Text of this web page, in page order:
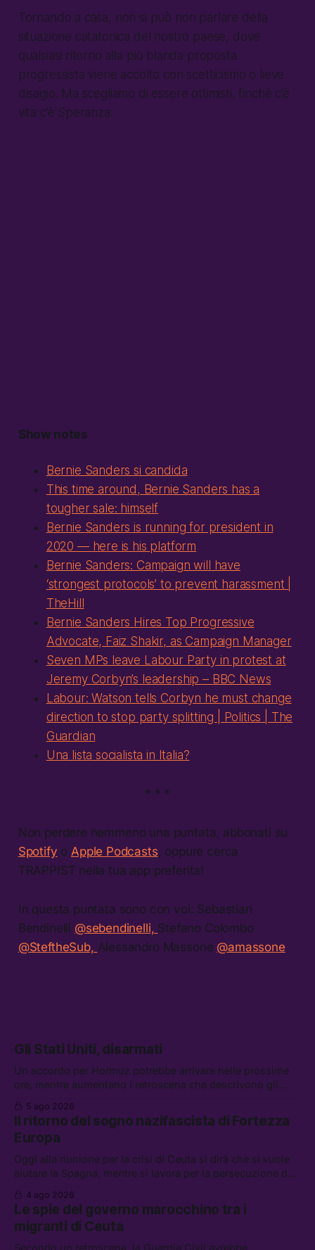
Tornando a casa, non si può non parlare della
situazione catatonica del nostro paese, dove
qualsiasi ritorno alla più blanda proposta
progressista viene accolto con scetticismo o lieve
disagio. Ma scegliamo di essere ottimisti, finché c’è
vita c’è Speranza.
Show notes
Bernie Sanders si candida
This time around, Bernie Sanders has a
tougher sale: himself
Bernie Sanders is running for president in
2020 — here is his platform
Bernie Sanders: Campaign will have
‘strongest protocols’ to prevent harassment |
TheHill
Bernie Sanders Hires Top Progressive
Advocate, Faiz Shakir, as Campaign Manager
Seven MPs leave Labour Party in protest at
Jeremy Corbyn’s leadership – BBC News
Labour: Watson tells Corbyn he must change
direction to stop party splitting | Politics | The
Guardian
Una lista socialista in Italia?
* * *
Non perdere nemmeno una puntata, abbonati su
Spotify o Apple Podcasts , oppure cerca
TRAPPIST nella tua app preferita!
In questa puntata sono con voi: Sebastian
Bendinelli @sebendinelli, Stefano Colombo
@SteftheSub, Alessandro Massone @amassone
Gli Stati Uniti, disarmati
Un accordo per Hormuz potrebbe arrivare nelle prossime
ore, mentre aumentano i retroscena che descrivono gli
chi aspetta i dispersi di Ceuta, il boom dei carburanti
diluiti, e quanti attivisti anti data center sono stati arrestati
5 ago 2026
Il ritorno del sogno nazifascista di Fortezza
Europa
Oggi alla riunione per la crisi di Ceuta si dirà che si vuole
aiutare la Spagna, mentre si lavora per la persecuzione dei
spontanei a Gaza, un giovane di 19 anni è morto sotto il
sole per raccogliere pomodori, e cosa dice l’AI Act europeo
4 ago 2026
Le spie del governo marocchino tra i
migranti di Ceuta
Secondo un retroscena, la Guardia Civil avrebbe